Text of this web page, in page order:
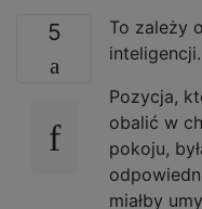
5
To zależy
inteligencji.
Pozycja,
obalić w
pokoju,
miałby